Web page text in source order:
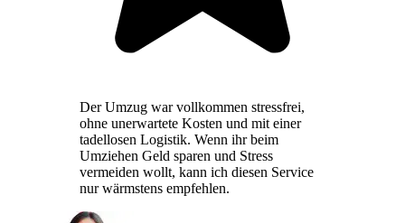
Der Umzug war vollkommen stressfrei,
ohne unerwartete Kosten und mit einer
tadellosen Logistik. Wenn ihr beim
Umziehen Geld sparen und Stress
vermeiden wollt, kann ich diesen Service
nur wärmstens empfehlen.